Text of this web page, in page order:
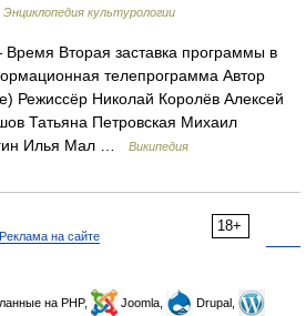
Энциклопедия культурологии
Вторая заставка программы в
телепрограмма Автор
Режиссёр Николай Королёв Алексей
Татьяна Петровская Михаил
Илья Мал …
Википедия
18+
Реклама на сайте
на PHP, Joomla,
Drupal,